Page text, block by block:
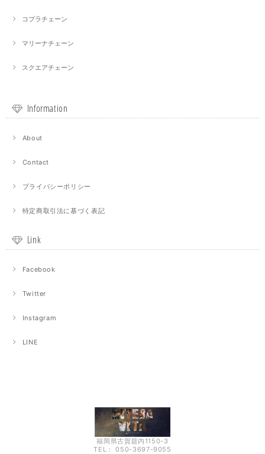
コプラチェーン
マリーナチェーン
スクエアチェーン
Information
About
Contact
プライバシーポリシー
特定商取引法に基づく表記
Link
Facebook
Twitter
Instagram
LINE
福岡県古賀筵内1150-3
TEL： 050-3697-9055